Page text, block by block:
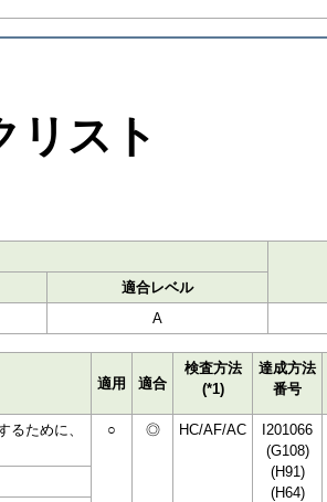
リスト
適合レベル
A
適用 適合
検査方法
(*1)
達成方法
番号
ために、
○ ◎ HC/AF/AC
I201066
(G108)
(H91)
(H64)